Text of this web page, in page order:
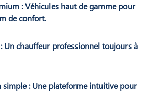
: Véhicules haut de gamme pour
de confort.
Un chauffeur professionnel toujours à
simple : Une plateforme intuitive pour